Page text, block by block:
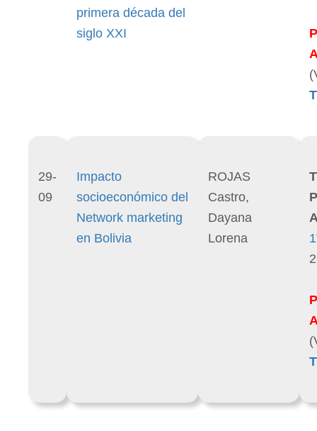
primera década del
siglo XXI
29-
09
Impacto
socioeconómico del
Network marketing
en Bolivia
ROJAS
Castro,
Dayana
Lorena
1